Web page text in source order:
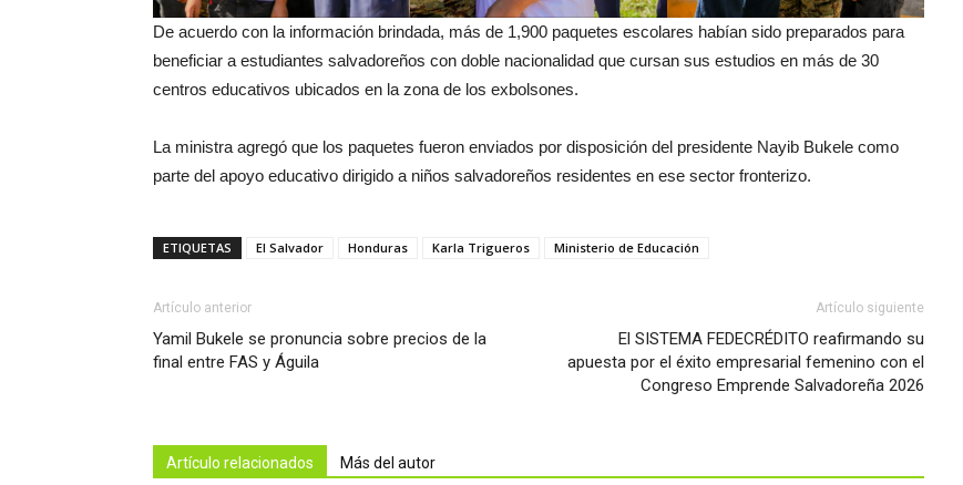
De acuerdo con la información brindada, más de 1,900 paquetes escolares habían sido preparados para
beneficiar a estudiantes salvadoreños con doble nacionalidad que cursan sus estudios en más de 30
centros educativos ubicados en la zona de los exbolsones.
La ministra agregó que los paquetes fueron enviados por disposición del presidente Nayib Bukele como
parte del apoyo educativo dirigido a niños salvadoreños residentes en ese sector fronterizo.
ETIQUETAS El Salvador Honduras Karla Trigueros Ministerio de Educación
Artículo anterior
Yamil Bukele se pronuncia sobre precios de la
final entre FAS y Águila
Artículo siguiente
El SISTEMA FEDECRÉDITO reafirmando su
apuesta por el éxito empresarial femenino con el
Congreso Emprende Salvadoreña 2026
Artículo relacionados Más del autor